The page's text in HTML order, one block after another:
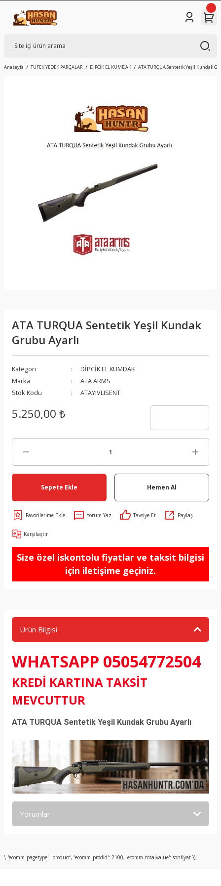
Anasayfa TÜFEK YEDEK PARÇALAR DİPCİK EL KUMDAK ATA TURQUA Sentetik Yeşil Kundak
ATA TURQUA Sentetik Yeşil Kundak
Grubu Ayarlı
Kategori
DİPCİK EL KUMDAK
Marka
ATA ARMS
Stok Kodu
ATAYIVLISENT
5.250,00 ₺
Sepete Ekle Hemen Al
Yorum Yaz Tavsiye Et Paylaş
Karşılaştır
Size özel iskontolu fiyatlar ve taksit bilgisi
için iletişime geçiniz.
Ürün Bilgisi
WHATSAPP 05054772504
KREDİ KARTINA TAKSİT
MEVCUTTUR
ATA TURQUA Sentetik Yeşil Kundak Grubu Ayarlı
Yorumlar
Bu ürüne ilk yorumu siz yapın!
', 'ecomm_pagetype': 'product', 'ecomm_prodid': 2100, 'ecomm_totalvalue': sonfiyat });